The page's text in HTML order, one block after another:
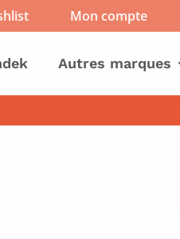
Mon compte
Autres marques